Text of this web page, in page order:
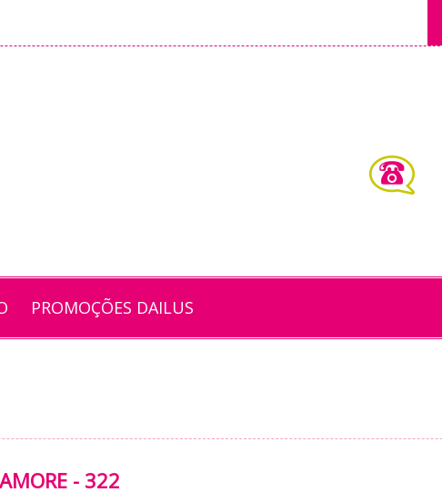
PROMOÇÕES DAILUS
- 322